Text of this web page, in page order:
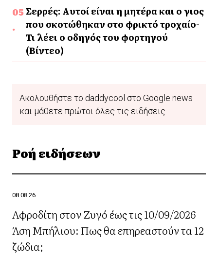
Σερρές: Αυτοί είναι η μητέρα και ο γιος
που σκοτώθηκαν στο φρικτό τροχαίο-
Τι λέει ο οδηγός του φορτηγού
(Βίντεο)
Ακολουθήστε το daddycool στο Google news
και μάθετε πρώτοι όλες τις ειδήσεις
Ροή ειδήσεων
08.08.26
Αφροδίτη στον Ζυγό έως τις 10/09/2026
Άση Μπήλιου: Πως θα επηρεαστούν τα 12
ζώδια;